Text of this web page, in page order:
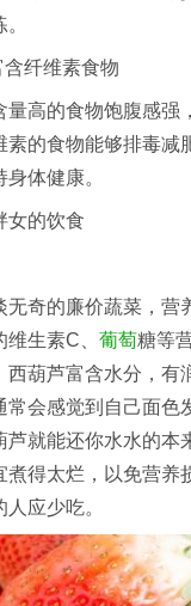
纤维素食物
高的食物饱腹感强
素的食物能够排毒减
体健康。
的饮食
的廉价蔬菜，营养
生素C、 葡萄糖等
西葫芦富含水分，有
常会感觉到自己面色
芦就能还你水水的本
煮得太烂，以免营养
应少吃。